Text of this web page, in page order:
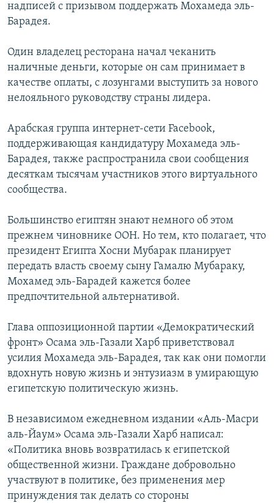
надписей с призывом поддержать Мохамеда эль-
Барадея.
Один владелец ресторана начал чеканить
наличные деньги, которые он сам принимает в
качестве оплаты, с лозунгами выступить за нового
нелояльного руководству страны лидера.
Арабская группа интернет-сети Facebook,
поддерживающая кандидатуру Мохамеда эль-
Барадея, также распространила свои сообщения
десяткам тысячам участников этого виртуального
сообщества.
Большинство египтян знают немного об этом
прежнем чиновнике ООН. Но тем, кто полагает, что
президент Египта Хосни Мубарак планирует
передать власть своему сыну Гамалю Мубараку,
Мохамед эль-Барадей кажется более
предпочтительной альтернативой.
Глава оппозиционной партии «Демократический
фронт» Осама эль-Газали Харб приветствовал
усилия Мохамеда эль-Барадея, так как они помогли
вдохнуть новую жизнь и энтузиазм в умирающую
египетскую политическую жизнь.
В независимом ежедневном издании «Аль-Масри
аль-Йаум» Осама эль-Газали Харб написал:
«Политика вновь возвратилась к египетской
общественной жизни. Граждане добровольно
участвуют в политике, без применения мер
принуждения так делать со стороны